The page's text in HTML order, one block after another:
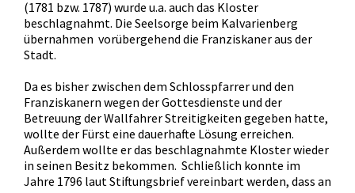
(1781 bzw. 1787) wurde u.a. auch das Kloster
beschlagnahmt. Die Seelsorge beim Kalvarienberg
übernahmen vorübergehend die Franziskaner aus der
Stadt.
Da es bisher zwischen dem Schlosspfarrer und den
Franziskanern wegen der Gottesdienste und der
Betreuung der Wallfahrer Streitigkeiten gegeben hatte,
wollte der Fürst eine dauerhafte Lösung erreichen.
Außerdem wollte er das beschlagnahmte Kloster wieder
in seinen Besitz bekommen. Schließlich konnte im
Jahre 1796 laut Stiftungsbrief vereinbart werden, dass an